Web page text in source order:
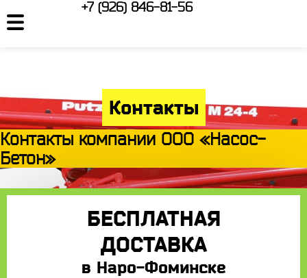
+7 (926) 846-81-56
Контакты
Контакты компании ООО «Насос-
Бетон»
БЕСПЛАТНАЯ
ДОСТАВКА
в Наро-Фоминске